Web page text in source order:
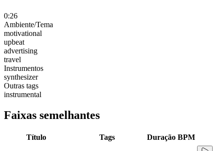
0:26
Ambiente/Tema
motivational
upbeat
advertising
travel
Instrumentos
synthesizer
Outras tags
instrumental
Faixas semelhantes
Título Tags Duração BPM